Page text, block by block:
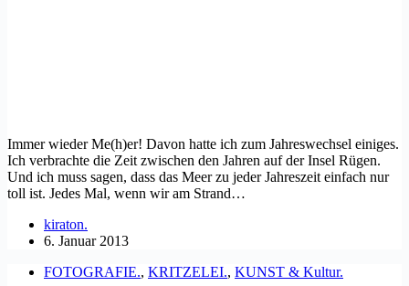
Immer wieder Me(h)er! Davon hatte ich zum Jahreswechsel einiges.
Ich verbrachte die Zeit zwischen den Jahren auf der Insel Rügen.
Und ich muss sagen, dass das Meer zu jeder Jahreszeit einfach nur
toll ist. Jedes Mal, wenn wir am Strand…
kiraton.
6. Januar 2013
FOTOGRAFIE., KRITZELEI., KUNST & Kultur.